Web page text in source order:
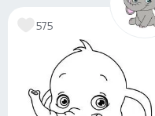
575